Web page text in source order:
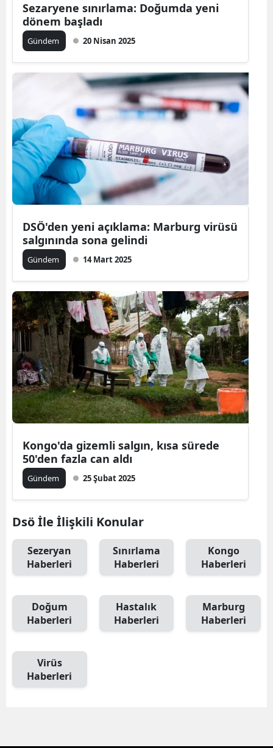
Sezaryene sınırlama: Doğumda yeni
dönem başladı
Gündem 20 Nisan 2025
DSÖ'den yeni açıklama: Marburg virüsü
salgınında sona gelindi
Gündem 14 Mart 2025
Kongo'da gizemli salgın, kısa sürede
50'den fazla can aldı
Gündem 25 Şubat 2025
Dsö İle İlişkili Konular
Sezeryan
Haberleri
Sınırlama
Haberleri
Kongo
Haberleri
Doğum
Haberleri
Hastalık
Haberleri
Marburg
Haberleri
Virüs
Haberleri